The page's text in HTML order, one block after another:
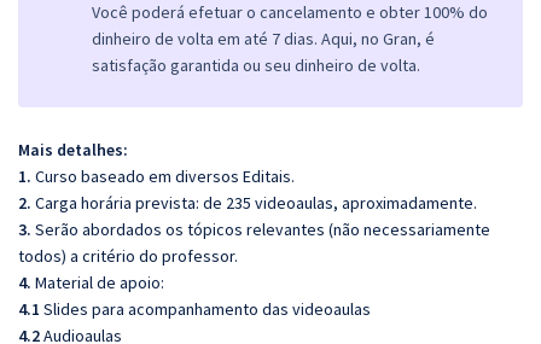
Você poderá efetuar o cancelamento e obter 100% do
dinheiro de volta em até 7 dias. Aqui, no Gran, é
satisfação garantida ou seu dinheiro de volta.
Mais detalhes:
1. Curso baseado em diversos Editais.
2. Carga horária prevista: de 235 videoaulas, aproximadamente.
3. Serão abordados os tópicos relevantes (não necessariamente
todos) a critério do professor.
4. Material de apoio:
4.1 Slides para acompanhamento das videoaulas
4.2Audioaulas